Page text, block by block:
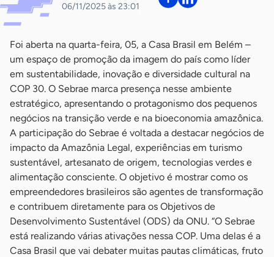
06/11/2025 às 23:01
Foi aberta na quarta-feira, 05, a Casa Brasil em Belém –
um espaço de promoção da imagem do país como líder
em sustentabilidade, inovação e diversidade cultural na
COP 30. O Sebrae marca presença nesse ambiente
estratégico, apresentando o protagonismo dos pequenos
negócios na transição verde e na bioeconomia amazônica.
A participação do Sebrae é voltada a destacar negócios de
impacto da Amazônia Legal, experiências em turismo
sustentável, artesanato de origem, tecnologias verdes e
alimentação consciente. O objetivo é mostrar como os
empreendedores brasileiros são agentes de transformação
e contribuem diretamente para os Objetivos de
Desenvolvimento Sustentável (ODS) da ONU. “O Sebrae
está realizando várias ativações nessa COP. Uma delas é a
Casa Brasil que vai debater muitas pautas climáticas, fruto